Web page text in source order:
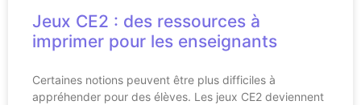
Jeux CE2 : des ressources à
imprimer pour les enseignants
Certaines notions peuvent être plus difficiles à
appréhender pour des élèves. Les jeux CE2 deviennent